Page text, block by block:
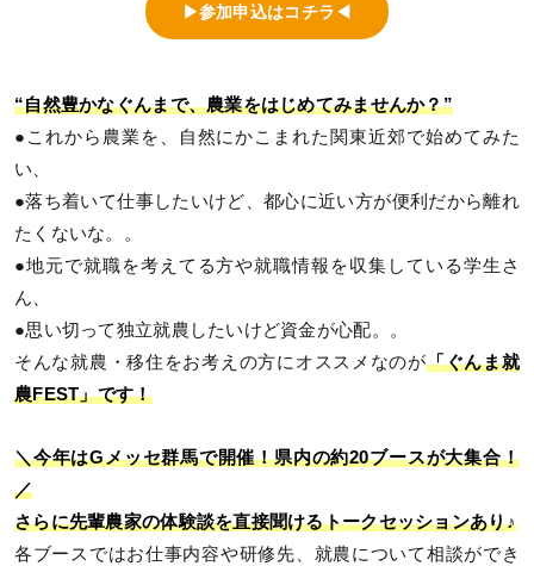
▶参加申込はコチラ◀
“自然豊かなぐんまで、農業をはじめてみませんか？”
●これから農業を、自然にかこまれた関東近郊で始めてみた
い、
●落ち着いて仕事したいけど、都心に近い方が便利だから離れ
たくないな。。
●地元で就職を考えてる方や就職情報を収集している学生さ
ん、
●思い切って独立就農したいけど資金が心配。。
そんな就農・移住をお考えの方にオススメなのが「ぐんま就
農FEST」です！
＼今年はGメッセ群馬で開催！県内の約20ブースが大集合！
／
さらに先輩農家の体験談を直接聞けるトークセッションあり♪
各ブースではお仕事内容や研修先、就農について相談ができ